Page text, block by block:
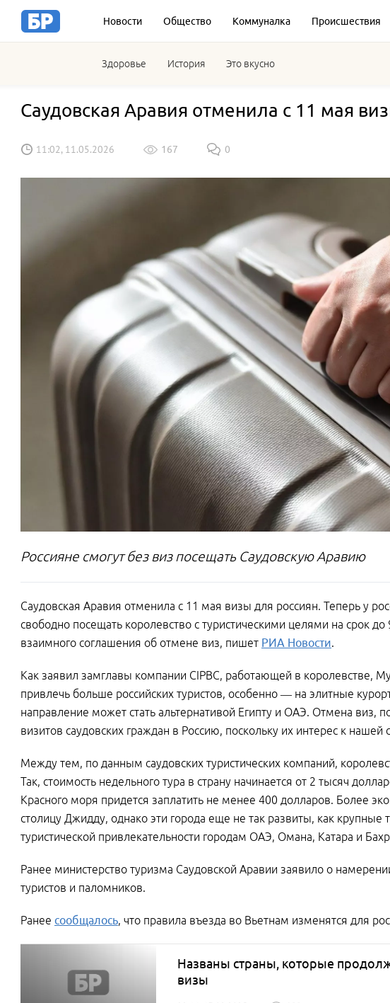
Новости Общество Коммуналка Происшествия
Здоровье История Это вкусно
Саудовская Аравия отменила с 11 мая
11:02, 11.05.2026 167 0
Россияне смогут без виз посещать Саудовскую Аравию
Саудовская Аравия отменила с 11 мая визы для россиян. Теперь у
свободно посещать королевство с туристическими целями на срок
взаимного соглашения об отмене виз, пишет РИА Новости.
Как заявил замглавы компании CIPBC, работающей в королевстве,
привлечь больше российских туристов, особенно — на элитные
направление может стать альтернативой Египту и ОАЭ. Отмена виз,
визитов саудовских граждан в Россию, поскольку их интерес к
Между тем, по данным саудовских туристических компаний,
Так, стоимость недельного тура в страну начинается от 2 тысяч
Красного моря придется заплатить не менее 400 долларов. Более
столицу Джидду, однако эти города еще не так развиты, как крупные
туристической привлекательности городам ОАЭ, Омана, Катара и
Ранее министерство туризма Саудовской Аравии заявило о
туристов и паломников.
Ранее сообщалось, что правила въезда во Вьетнам изменятся для
Названы страны, которые
визы